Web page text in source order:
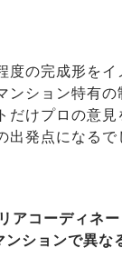
度の完成形を
ンション特有
けプロの意
出発点になるで
アコーディネ
ションで異な